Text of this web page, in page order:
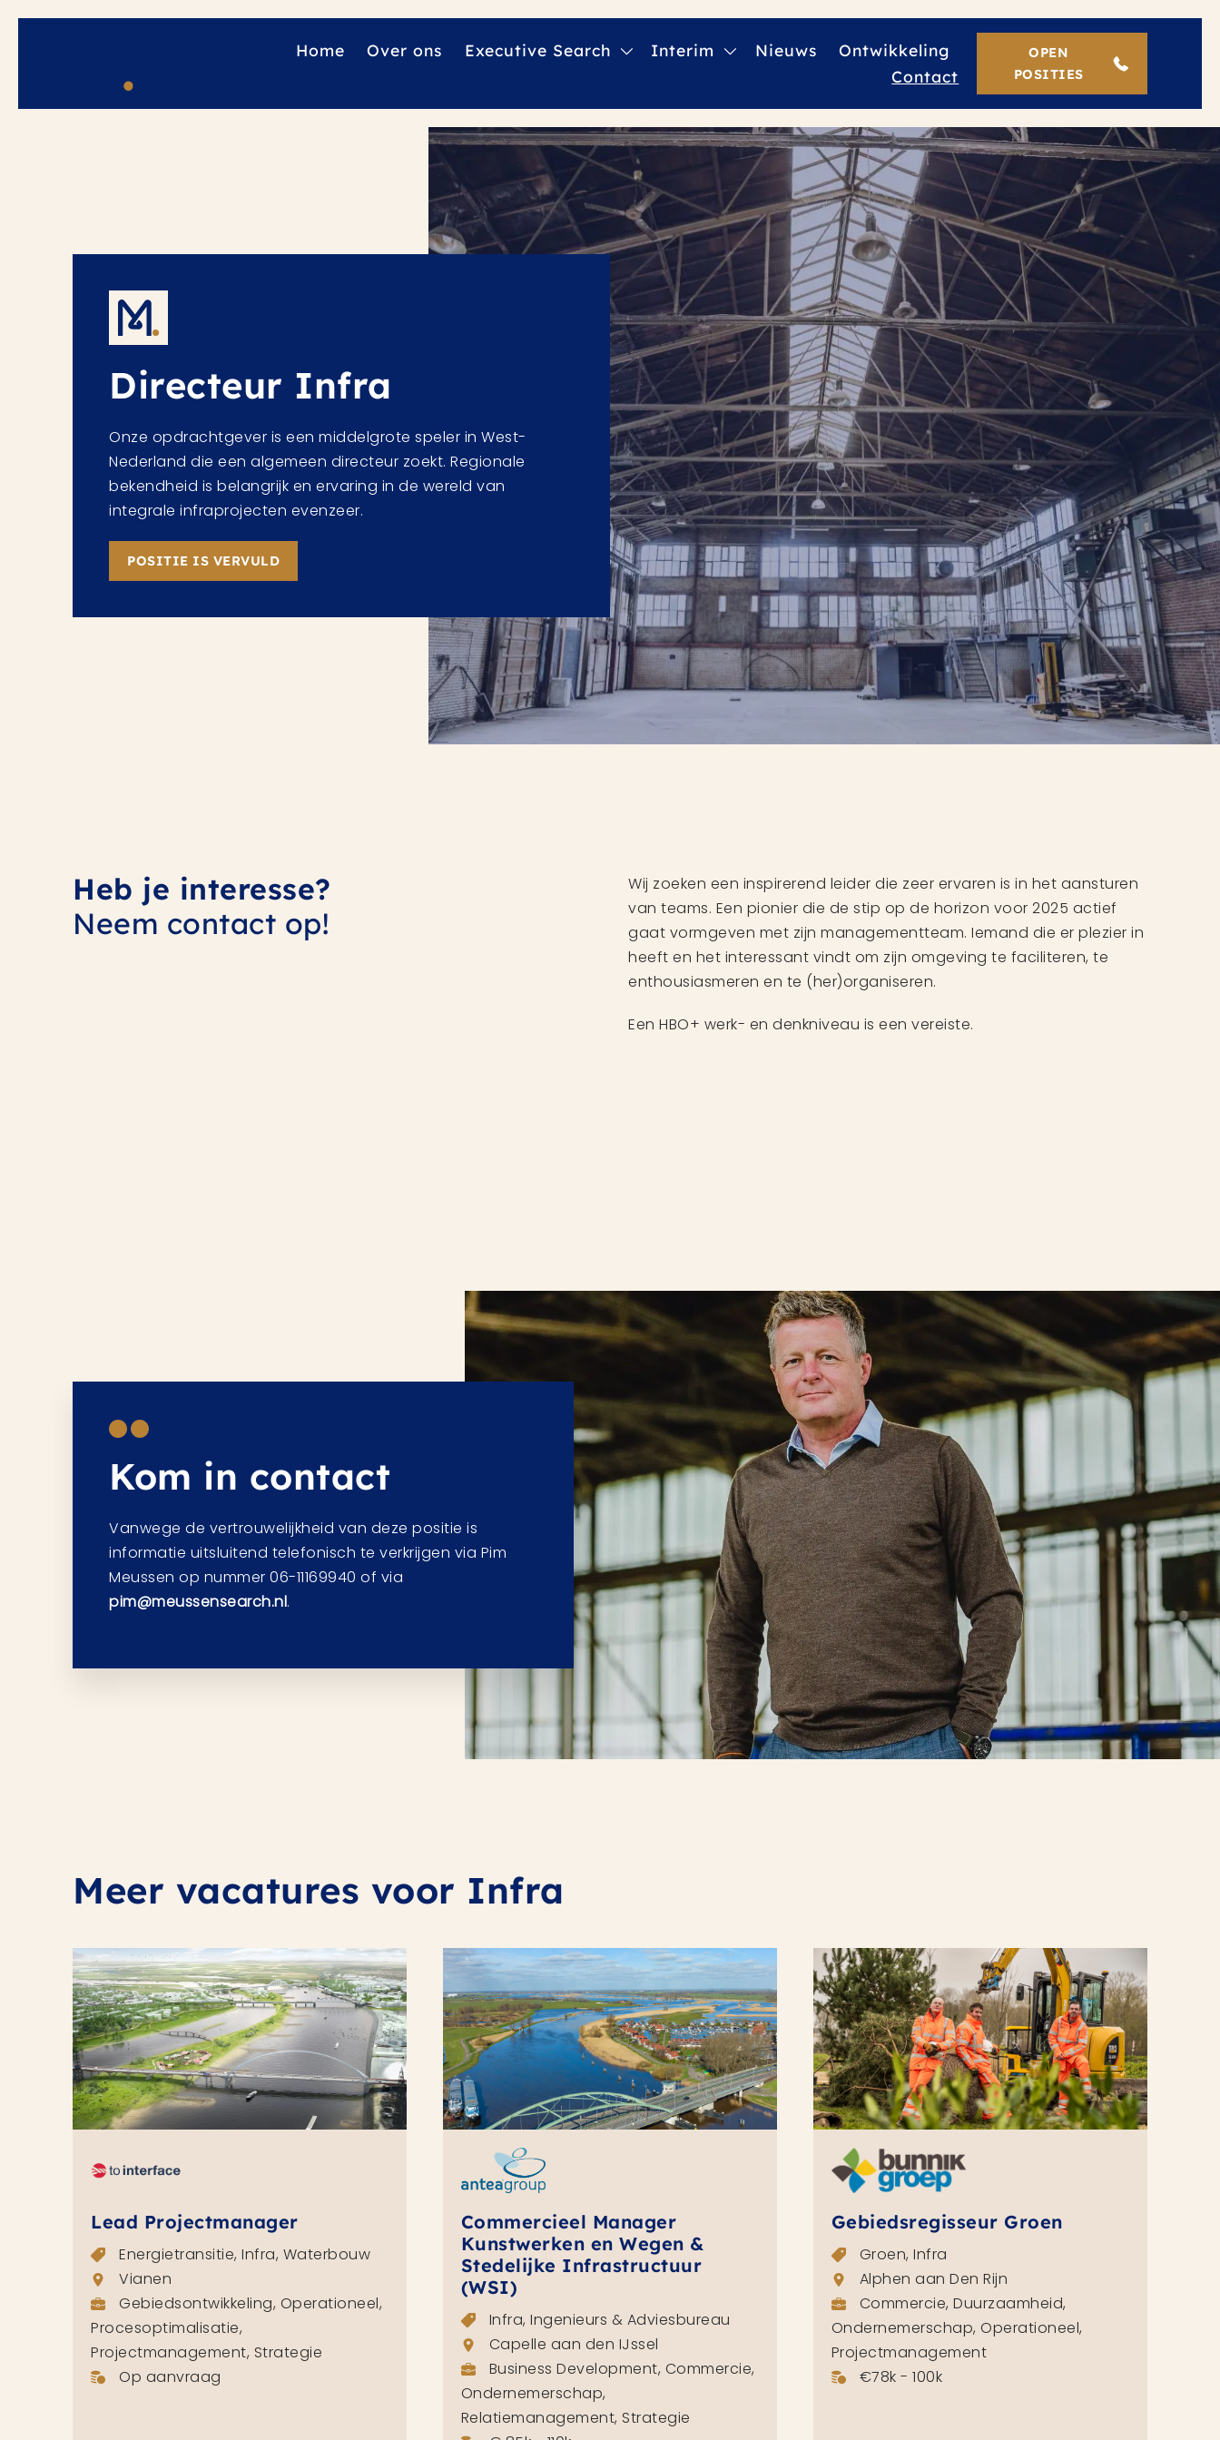
Home Over ons Executive Search Interim Nieuws
Ontwikkeling
Contact
OPEN
POSITIES
Directeur Infra
Onze opdrachtgever is een middelgrote speler in West-
Nederland die een algemeen directeur zoekt. Regionale
bekendheid is belangrijk en ervaring in de wereld van
integrale infraprojecten evenzeer.
POSITIE IS VERVULD
Heb je interesse?
Neem contact op!
Wij zoeken een inspirerend leider die zeer ervaren is in het aansturen
van teams. Een pionier die de stip op de horizon voor 2025 actief
gaat vormgeven met zijn managementteam. Iemand die er plezier in
heeft en het interessant vindt om zijn omgeving te faciliteren, te
enthousiasmeren en te (her)organiseren.
Een HBO+ werk- en denkniveau is een vereiste.
Kom in contact
Vanwege de vertrouwelijkheid van deze positie is
informatie uitsluitend telefonisch te verkrijgen via Pim
Meussen op nummer 06-11169940 of via
pim@meussensearch.nl.
Meer vacatures voor Infra
Lead Projectmanager
Energietransitie, Infra, Waterbouw
Vianen
Gebiedsontwikkeling, Operationeel,
Procesoptimalisatie,
Projectmanagement, Strategie
Op aanvraag
Commercieel Manager
Kunstwerken en Wegen &
Stedelijke Infrastructuur
(WSI)
Infra, Ingenieurs & Adviesbureau
Capelle aan den IJssel
Business Development, Commercie,
Ondernemerschap,
Relatiemanagement, Strategie
Gebiedsregisseur Groen
Groen, Infra
Alphen aan Den Rijn
Commercie, Duurzaamheid,
Ondernemerschap, Operationeel,
Projectmanagement
€78k - 100k